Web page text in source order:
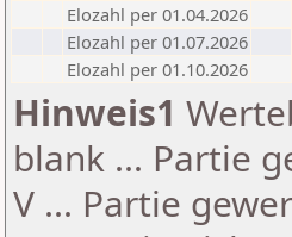
Elozahl per 01.04.2026
Elozahl per 01.07.2026
Elozahl per 01.10.2026
Hinweis1
blank ... Partie
V ... Partie